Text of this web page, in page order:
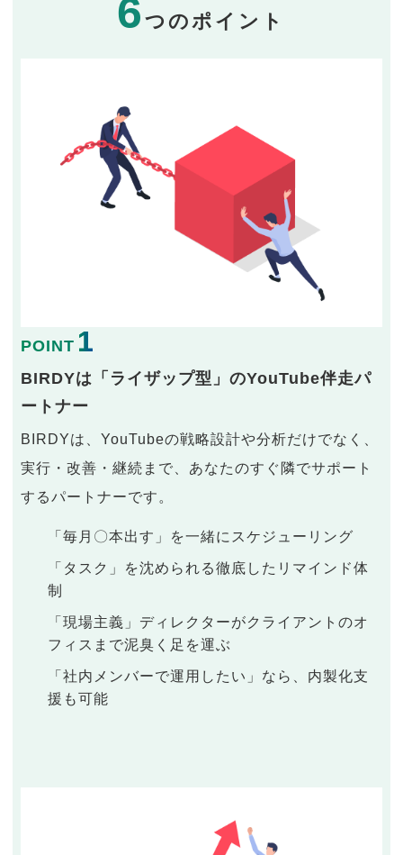
6つのポイント
POINT 1
BIRDYは「ライザップ型」のYouTube伴走パ
ートナー
BIRDYは、YouTubeの戦略設計や分析だけでなく、
実行・改善・継続まで、あなたのすぐ隣でサポート
するパートナーです。
「毎月〇本出す」を一緒にスケジューリング
「タスク」を沈められる徹底したリマインド体
制
「現場主義」ディレクターがクライアントのオ
フィスまで泥臭く足を運ぶ
「社内メンバーで運用したい」なら、内製化支
援も可能